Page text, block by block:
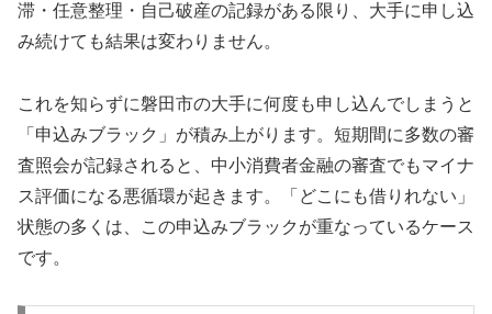
滞・任意整理・自己破産の記録がある限り、大手に申し込
み続けても結果は変わりません。
これを知らずに磐田市の大手に何度も申し込んでしまうと
「申込みブラック」が積み上がります。短期間に多数の審
査照会が記録されると、中小消費者金融の審査でもマイナ
ス評価になる悪循環が起きます。「どこにも借りれない」
状態の多くは、この申込みブラックが重なっているケース
です。